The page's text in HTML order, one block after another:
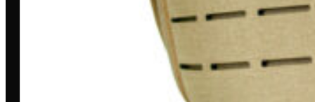
Entrar/Cadastrar
Meus Pedidos
Entrega
Pagamento Seguro
Trocas e devoluções